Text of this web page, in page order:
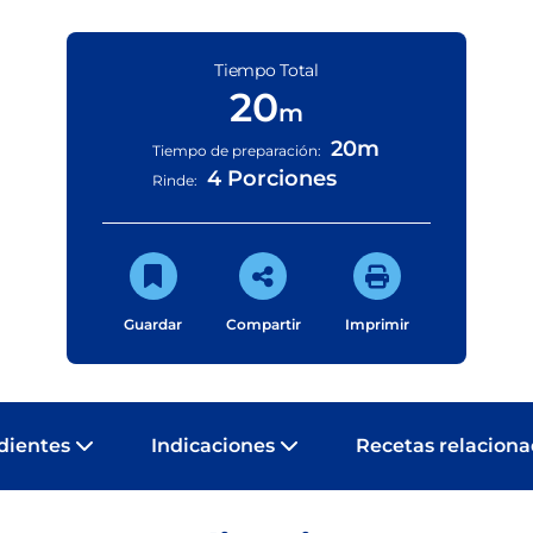
Tiempo Total
20m
Tiempo de preparación: 20m
Rinde: 4 Porciones
Guardar Compartir Imprimir
Indicaciones Recetas